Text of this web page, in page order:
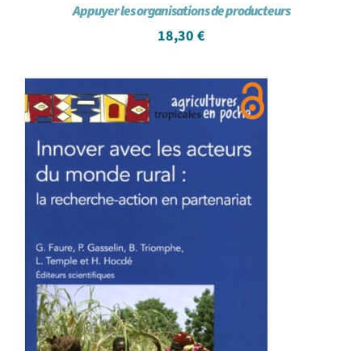
Appuyer les organisations de producteurs
18,30 €